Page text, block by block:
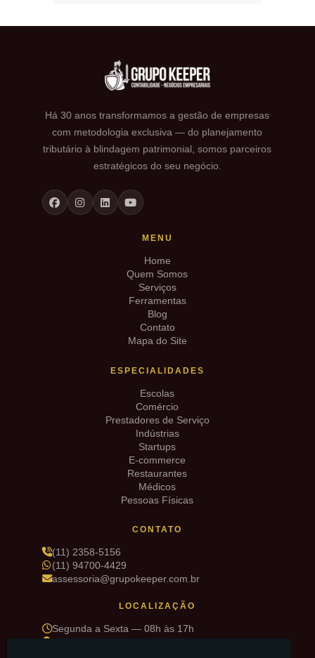
Há 30 anos transformamos a gestão de empresas
com metodologia exclusiva — do planejamento
tributário à blindagem patrimonial, somos parceiros
estratégicos do seu negócio.
MENU
Home
Quem Somos
Serviços
Ferramentas
Blog
Contato
Mapa do Site
ESPECIALIDADES
Escolas
Comércio
Prestadores de Serviço
Indústrias
Startups
E-commerce
Restaurantes
Médicos
Pessoas Físicas
CONTATO
(11) 2358-5156
(11) 94700-4429
assessoria@grupokeeper.com.br
LOCALIZAÇÃO
Segunda a Sexta — 08h às 17h